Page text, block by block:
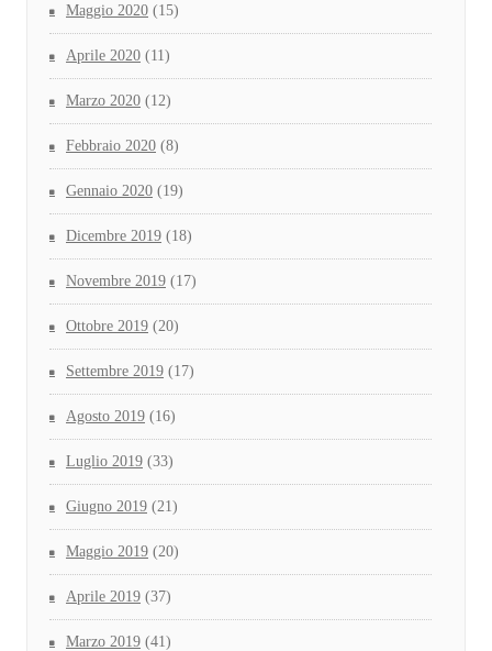
Maggio 2020 (15)
Aprile 2020 (11)
Marzo 2020 (12)
Febbraio 2020 (8)
Gennaio 2020 (19)
Dicembre 2019 (18)
Novembre 2019 (17)
Ottobre 2019 (20)
Settembre 2019 (17)
Agosto 2019 (16)
Luglio 2019 (33)
Giugno 2019 (21)
Maggio 2019 (20)
Aprile 2019 (37)
Marzo 2019 (41)